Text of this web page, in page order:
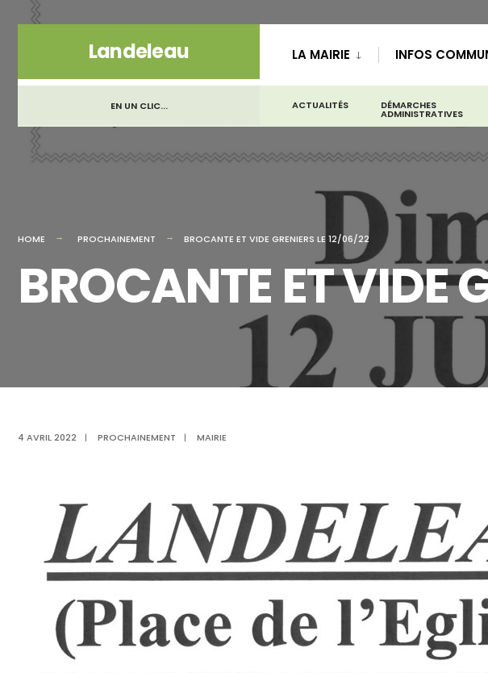
Landeleau LA MAIRIE INFOS
EN UN CLIC... ACTUALITÉS DÉMARCHES
ADMINISTRATIVES
HOME PROCHAINEMENT BROCANTE ET VIDE GRENIERS LE 12/06/22
BROCANTE ET VIDE
4 AVRIL 2022 | PROCHAINEMENT | MAIRIE